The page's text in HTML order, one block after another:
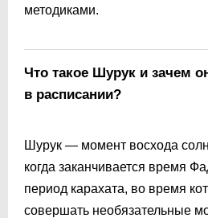
методиками.
Что такое Шурук и зачем
в расписании?
Шурук — момент восхода
когда заканчивается время
период карахата, во время
совершать необязательные